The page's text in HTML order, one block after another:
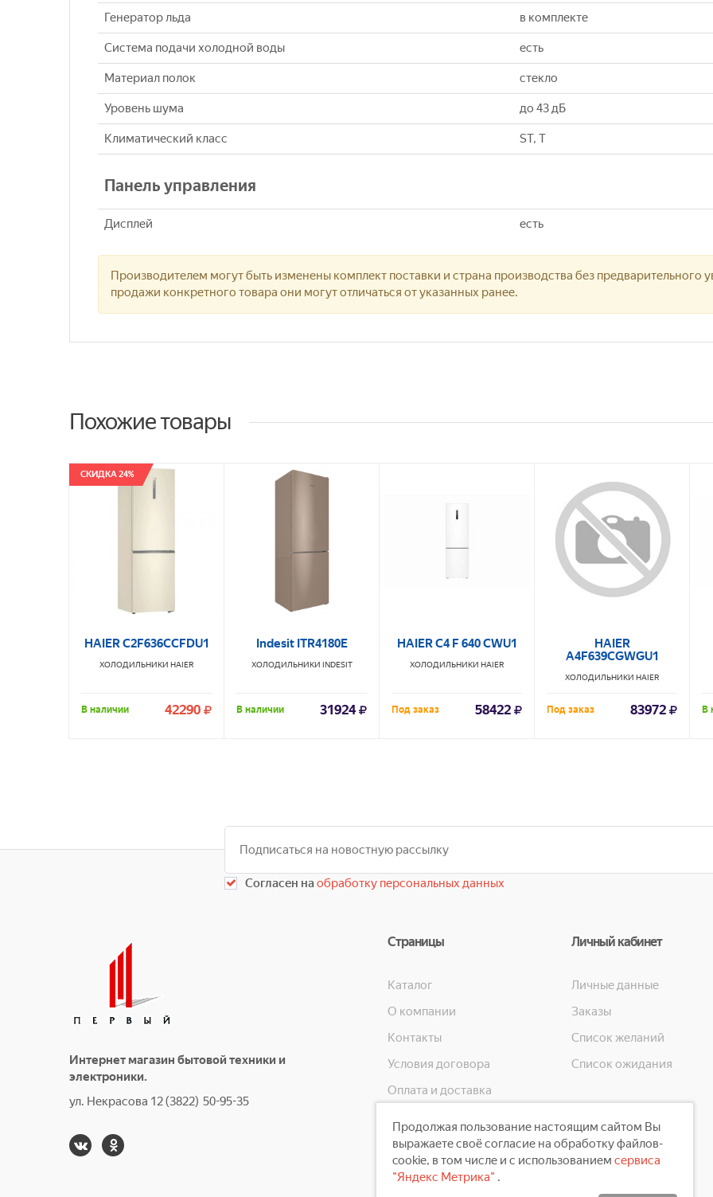
Генератор льда в комплекте
Система подачи холодной воды есть
Материал полок стекло
Уровень шума до 43 дБ
Климатический класс ST, T
Панель управления
Дисплей есть
Производителем могут быть изменены комплект поставки и страна производства без предварительного
продажи конкретного товара они могут отличаться от указанных ранее.
Похожие товары
СКИДКА 24%
HAIER C2F636CCFDU1
ХОЛОДИЛЬНИКИ HAIER
В наличии 42290
Indesit ITR4180E
ХОЛОДИЛЬНИКИ INDESIT
В наличии 31924
HAIER C4 F 640 CWU1
ХОЛОДИЛЬНИКИ HAIER
Под заказ 58422
HAIER
A4F639CGWGU1
ХОЛОДИЛЬНИКИ HAIER
Под заказ 83972 В
Согласен наобработку персональных данных
Интернет магазин бытовой техники и
электроники.
ул. Некрасова 12 (3822) 50-95-35
Страницы
Каталог
О компании
Контакты
Условия договора
Оплата и доставка
Скидки
Личный кабинет
Личные данные
Заказы
Список желаний
Список ожидания
Продолжая пользование настоящим сайтом Вы
выражаете своё согласие на обработку файлов-
cookie, в том числе и с использованием сервиса
"Яндекс Метрика" .